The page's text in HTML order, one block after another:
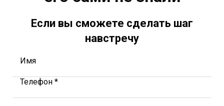
Если вы сможете сделать шаг
навстречу
Имя
Телефон *